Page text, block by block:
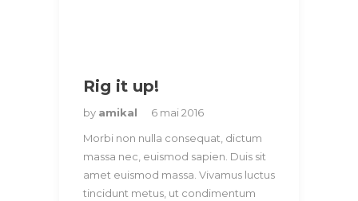
Rig it up!
by amikal
6 mai 2016
Morbi non nulla consequat, dictum
massa nec, euismod sapien. Duis sit
amet euismod massa. Vivamus luctus
tincidunt metus, ut condimentum